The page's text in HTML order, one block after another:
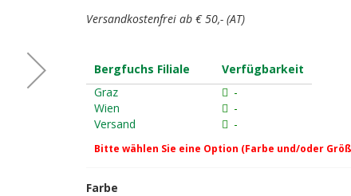
Versandkostenfrei ab € 50,- (AT)
Bergfuchs Filiale
Verfügbarkeit
Graz
-
Wien
-
Versand
-
Bitte wählen Sie eine Option (Farbe und/oder
Farbe